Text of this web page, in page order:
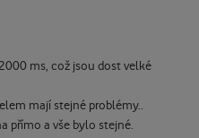
ms, což jsou dost velké
mají stejné problémy..
přímo a vše bylo stejné.